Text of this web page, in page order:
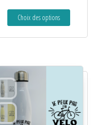
Choix des options